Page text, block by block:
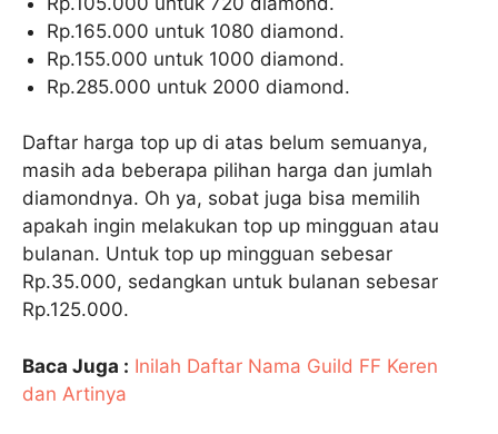
Rp.165.000 untuk 1080 diamond.
Rp.155.000 untuk 1000 diamond.
Rp.285.000 untuk 2000 diamond.
Daftar harga top up di atas belum semuanya,
masih ada beberapa pilihan harga dan jumlah
diamondnya. Oh ya, sobat juga bisa memilih
apakah ingin melakukan top up mingguan atau
bulanan. Untuk top up mingguan sebesar
Rp.35.000, sedangkan untuk bulanan sebesar
Rp.125.000.
Baca Juga : Inilah Daftar Nama Guild FF Keren
dan Artinya